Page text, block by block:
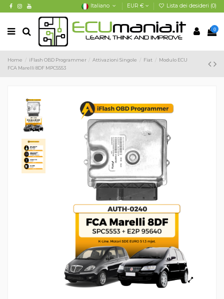
Italiano EUR € Lista dei desideri (0)
0
Home iFlash OBD Programmer Attivazioni Singole Fiat
Modulo ECU
FCA Marelli 8DF MPC5553